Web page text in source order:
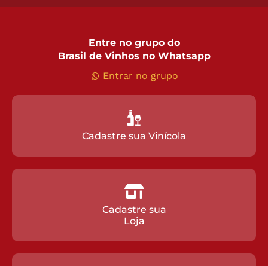
Entre no grupo do
Brasil de Vinhos no Whatsapp
Entrar no grupo
Cadastre sua Vinícola
Cadastre sua
Loja